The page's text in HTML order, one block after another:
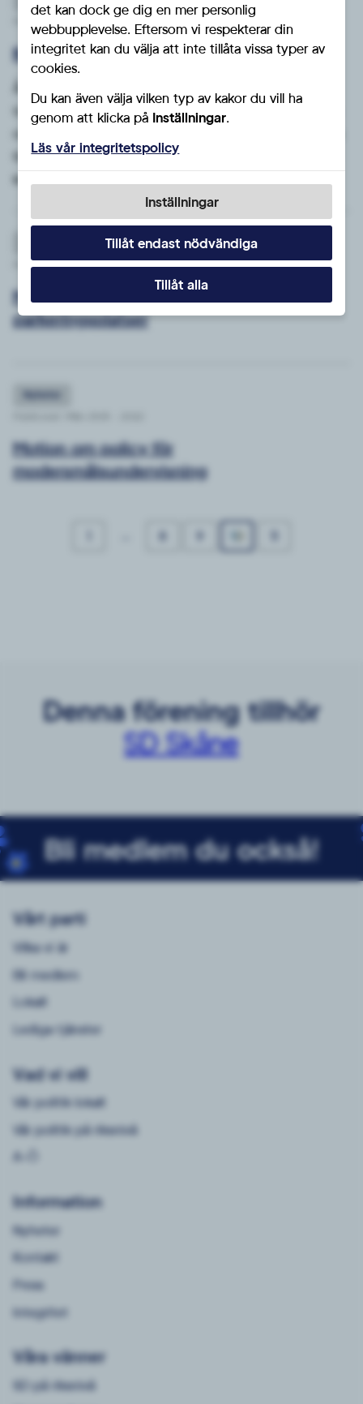
Publicerat: Tor 22/12 - 2022
Kommunfullmäktige 12 dec 2022
traditionsenligt med julbord. Dessförinnan behandlades
några ärenden. Bl.a biföll kommunfullmäktige en motion
från S gällande Agenda 2030. Sverigedemokraterna var
kritiska till att ytterligare resurser läggs...
Publicerat: Mån 29/8 - 2022
Motion om högre andel kommunala
parkeringsplatser
Motion om policy för
modersmålsundervisning
Denna förening tillhör
SD Skåne
Bli medlem du också!
Vårt parti
Vilka vi är
Bli medlem
Lokalt
Lediga tjänster
Vad vi vill
Vår politik lokalt
Vår politik på riksnivå
A-Ö
Information
Nyheter
Kontakt
Press
Integritet
Våra vänner
SD på riksnivå
det kan dock ge dig en mer personlig
webbupplevelse. Eftersom vi respekterar din
integritet kan du välja att inte tillåta vissa typer av
cookies.
Du kan även välja vilken typ av kakor du vill ha
genom att klicka på Inställningar.
Läs vår integritetspolicy
Inställningar
Tillåt endast nödvändiga
Tillåt alla